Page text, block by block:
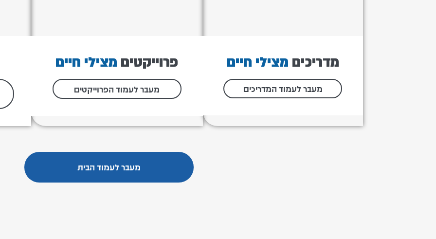
מדריכים מצילי חיים
מעבר לעמוד המדריכים
פרוייקטים מצילי חיים
מעבר לעמוד הפרוייקטים
מעבר לעמוד הבית